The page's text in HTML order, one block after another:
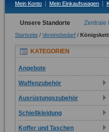
Mein Konto Mein Einkaufswagen
Unsere Standorte Zentrale
Startseite / Vereinsbedarf /
KATEGORIEN
Angebote
Waffenzubehör
Ausrüstungszubehör
Schießkleidung
Koffer und Taschen